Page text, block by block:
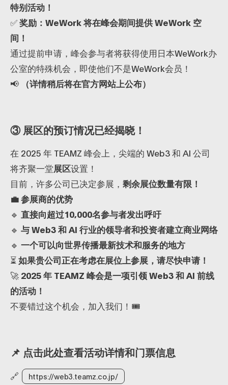
特别活动！
✅奖励：WeWork 将在峰会期间提供 WeWork 空
间！
通过提前申请，峰会参与者将获得使用日本WeWork办
公室的特殊机会，即使他们不是WeWork会员！
📢
（详情稍后将在官方网站上公布）
③ 展区的预订情况已经揭晓！
在 2025 年 TEAMZ 峰会上，尖端的 Web3 和 AI 公司
将齐聚一堂展区设置！
目前，许多公司已决定参展， 剩余展位数量有限！
💼 参展商的优势
🔹 直接向超过10,000名参与者发出呼吁
🔹 与 Web3 和 AI 行业的领导者和投资者建立商业网络
🔹 一个可以向世界传播最新技术和服务的地方
⏳如果贵公司正在考虑在展位上参展，请尽快申请！
🚀 2025 年 TEAMZ 峰会是一项引领 Web3 和 AI 前线
的活动！
不要错过这个机会，加入我们！🎟
📌 点击此处查看活动详情和门票信息
🔗 https://web3.teamz.co.jp/